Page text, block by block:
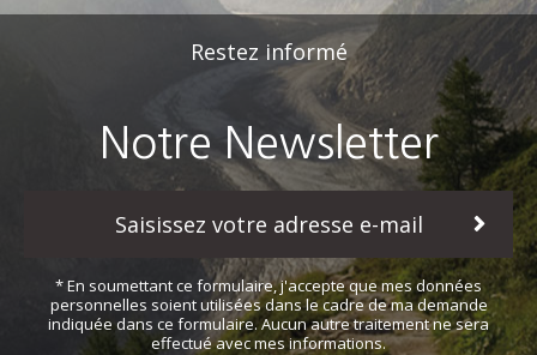
Restez informé
Notre Newsletter
* En soumettant ce formulaire, j'accepte que mes données
personnelles soient utilisées dans le cadre de ma demande
indiquée dans ce formulaire. Aucun autre traitement ne sera
effectué avec mes informations.